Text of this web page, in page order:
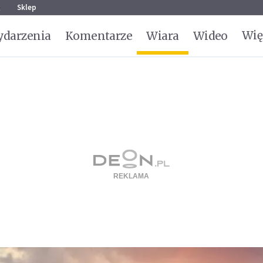
Sklep
Komentarze Wiara Wideo